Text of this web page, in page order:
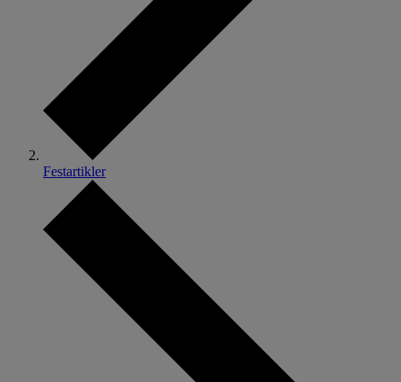
Festartikler